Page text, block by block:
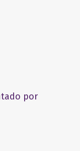
por